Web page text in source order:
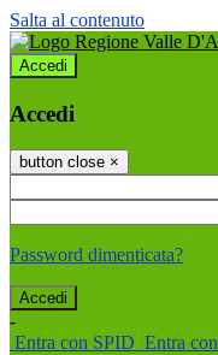
Salta al contenuto
Accedi
Accedi
button close ×
Password dimenticata?
-
Entra con SPID Entra